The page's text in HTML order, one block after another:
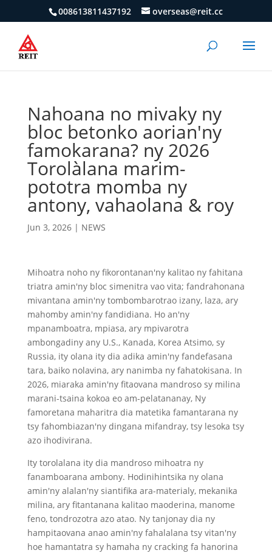
008613811437192 overseas@reit.cc
Nahoana no mivaky ny
bloc betonko aorian'ny
famokarana? ny 2026
Torolàlana marim-
pototra momba ny
antony, vahaolana & roy
Jun 3, 2026| NEWS
Mihoatra noho ny fikorontanan'ny kalitao ny fahitana
triatra amin'ny bloc simenitra vao vita; fandrahonana
mivantana amin'ny tombombarotrao izany, laza, ary
mahomby amin'ny fandidiana. Ho an'ny
mpanamboatra, mpiasa, ary mpivarotra
ambongadiny any U.S., Kanada, Korea Atsimo, sy
Russia, ity olana ity dia adika amin'ny fandefasana
tara, baiko nolavina, ary nanimba ny fahatokisana. In
2026, miaraka amin'ny fitaovana mandroso sy milina
marani-tsaina kokoa eo am-pelatananay, Ny
famoretana maharitra dia matetika famantarana ny
tsy fahombiazan'ny dingana mifandray, tsy lesoka tsy
azo ihodivirana.
Ity torolalana ity dia mandroso mihoatra ny
fanamboarana ambony. Hodinihintsika ny olana
amin'ny alalan'ny siantifika ara-materialy, mekanika
milina, ary fitantanana kalitao maoderina, manome
feno, tondrozotra azo atao. Ny tanjonay dia ny
hampitaovana anao amin'ny fahalalana tsy vitan'ny
hoe hamantatra sy hamaha ny cracking fa hanorina